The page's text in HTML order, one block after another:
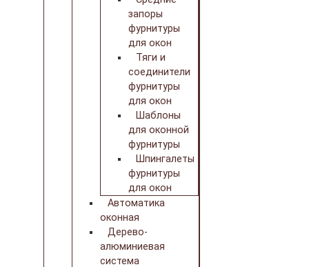
запоры
фурнитуры
для окон
Тяги и
соединители
фурнитуры
для окон
Шаблоны
для оконной
фурнитуры
Шпингалеты
фурнитуры
для окон
Автоматика
оконная
Дерево-
алюминиевая
система